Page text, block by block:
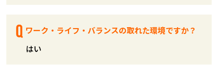
ワーク・ライフ・バランスの取れた環境ですか？
はい